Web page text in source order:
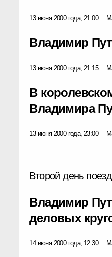
13 июня 2000 года, 21:00
Владимир
13 июня 2000 года, 21:15
В
Владимира
13 июня 2000 года, 23:00
Второй день
Владимир
деловых
14 июня 2000 года, 12:30